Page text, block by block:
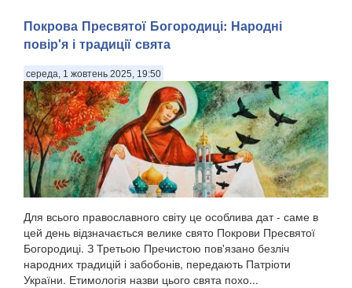
Покрова Пресвятої Богородиці: Народні
повір'я і традиції свята
середа, 1 жовтень 2025, 19:50
Для всього православного світу це особлива дат - саме в
цей день відзначається велике свято Покрови Пресвятої
Богородиці. З Третьою Пречистою пов'язано безліч
народних традицій і забобонів, передають Патріоти
України. Етимологія назви цього свята похо...